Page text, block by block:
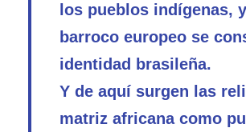
los pueblos indígenas,
barroco europeo se
identidad brasileña.
Y de aquí surgen las
matriz africana como